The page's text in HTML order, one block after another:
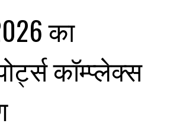
का
कॉम्प्लेक्स